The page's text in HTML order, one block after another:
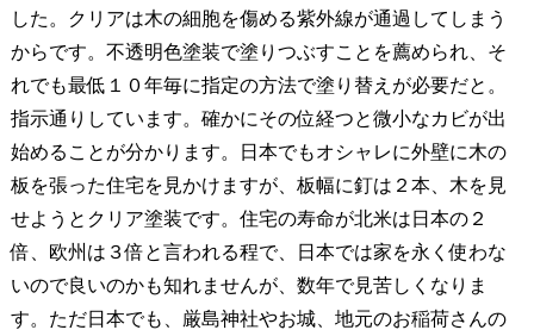
した。クリアは木の細胞を傷める紫外線が通過してしまう
からです。不透明色塗装で塗りつぶすことを薦められ、そ
れでも最低１０年毎に指定の方法で塗り替えが必要だと。
指示通りしています。確かにその位経つと微小なカビが出
始めることが分かります。日本でもオシャレに外壁に木の
板を張った住宅を見かけますが、板幅に釘は２本、木を見
せようとクリア塗装です。住宅の寿命が北米は日本の２
倍、欧州は３倍と言われる程で、日本では家を永く使わな
いので良いのかも知れませんが、数年で見苦しくなりま
す。ただ日本でも、厳島神社やお城、地元のお稲荷さんの